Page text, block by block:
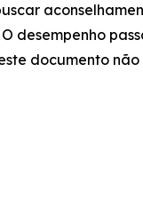
desempenho
documento